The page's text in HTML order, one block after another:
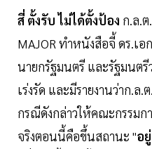
สี่ ตั้งรับ ไม่ได้ตั้งป้อง ก.ล.
MAJOR ทำหนังสือจี้ ดร.เ
นายกรัฐมนตรี และรัฐมนตรี
เร่งรัด และมีรายงานว่าก.ล.
กรณีดังกล่าวให้คณะกรรมก
จริงตอนนี้คือขึ้นสถานะ "อ